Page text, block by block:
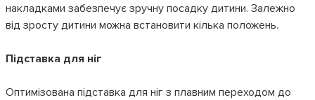
накладками забезпечує зручну посадку дитини. Залежно
від зросту дитини можна встановити кілька положень.
Підставка для ніг
Оптимізована підставка для ніг з плавним переходом до